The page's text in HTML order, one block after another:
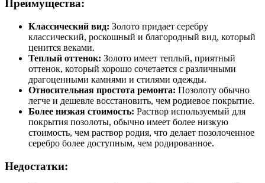
Преимущества:
Классический вид: Золото придает серебру
классический, роскошный и благородный вид, который
ценится веками.
Теплый оттенок: Золото имеет теплый, приятный
оттенок, который хорошо сочетается с различными
драгоценными камнями и стилями одежды.
Относительная простота ремонта: Позолоту обычно
легче и дешевле восстановить, чем родиевое покрытие.
Более низкая стоимость: Раствор используемый для
покрытия позолоты, обычно имеет более низкую
стоимость, чем раствор родия, что делает позолоченное
серебро более доступным, чем родированное.
Недостатки: